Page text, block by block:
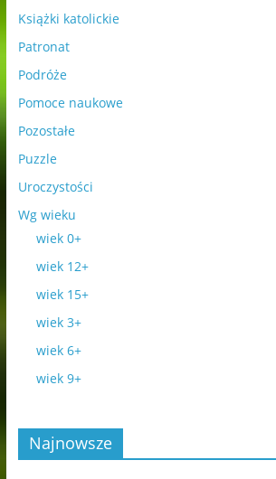
Książki katolickie
Patronat
Podróże
Pomoce naukowe
Pozostałe
Puzzle
Uroczystości
Wg wieku
wiek 0+
wiek 12+
wiek 15+
wiek 3+
wiek 6+
wiek 9+
Najnowsze